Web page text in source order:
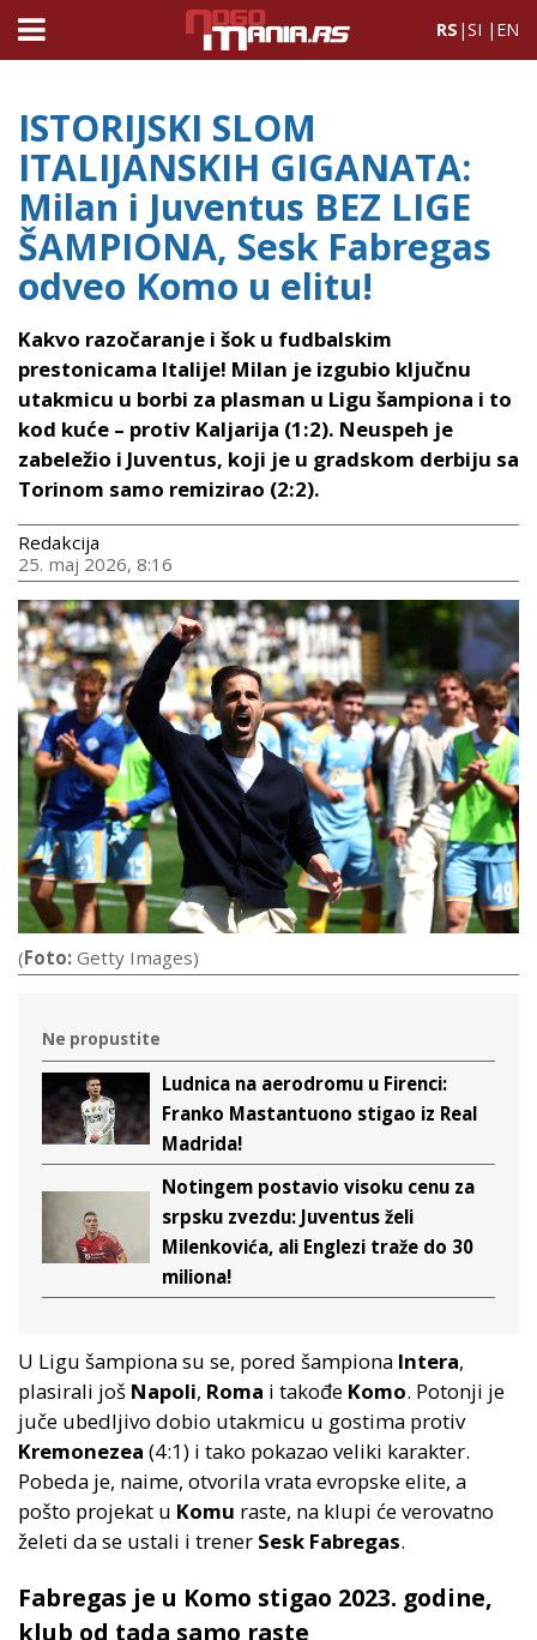
RS |SI | EN
ISTORIJSKI SLOM
ITALIJANSKIH GIGANATA:
Milan i Juventus BEZ LIGE
ŠAMPIONA, Sesk Fabregas
odveo Komo u elitu!
Kakvo razočaranje i šok u fudbalskim
prestonicama Italije! Milan je izgubio ključnu
utakmicu u borbi za plasman u Ligu šampiona i to
kod kuće – protiv Kaljarija (1:2). Neuspeh je
zabeležio i Juventus, koji je u gradskom derbiju sa
Torinom samo remizirao (2:2).
Redakcija
25. maj 2026, 8:16
(Foto: Getty Images)
Ne propustite
Ludnica na aerodromu u Firenci:
Franko Mastantuono stigao iz Real
Madrida!
Notingem postavio visoku cenu za
srpsku zvezdu: Juventus želi
Milenkovića, ali Englezi traže do 30
miliona!
U Ligu šampiona su se, pored šampiona Intera,
plasirali još Napoli, Roma i takođe Komo. Potonji je
juče ubedljivo dobio utakmicu u gostima protiv
Kremonezea (4:1) i tako pokazao veliki karakter.
Pobeda je, naime, otvorila vrata evropske elite, a
pošto projekat u Komu raste, na klupi će verovatno
želeti da se ustali i trener Sesk Fabregas.
Fabregas je u Komo stigao 2023. godine,
klub od tada samo raste